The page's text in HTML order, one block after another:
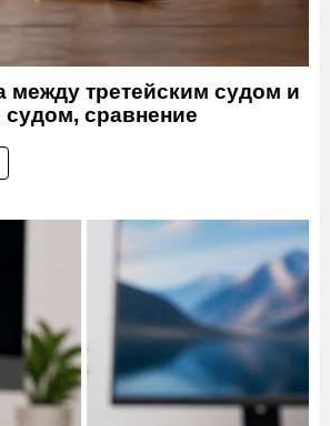
между третейским судом и
сравнение